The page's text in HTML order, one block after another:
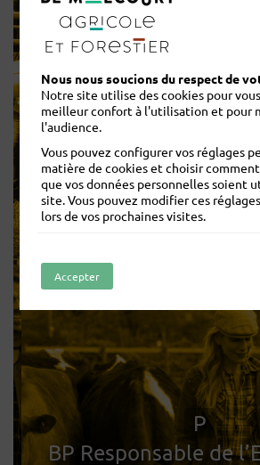
BAC Professionnel
Gestion de
P
BP Responsable de
Nous nous soucions du respect de
Notre site utilise des cookies pour
meilleur confort à l'utilisation et pour
l'audience.
Vous pouvez configurer vos réglages
matière de cookies et choisir
que vos données personnelles soient
site. Vous pouvez modifier ces
lors de vos prochaines visites.
Accepter